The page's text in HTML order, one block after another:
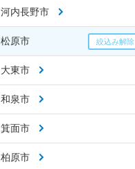
河内長野市
松原市
大東市
和泉市
箕面市
柏原市